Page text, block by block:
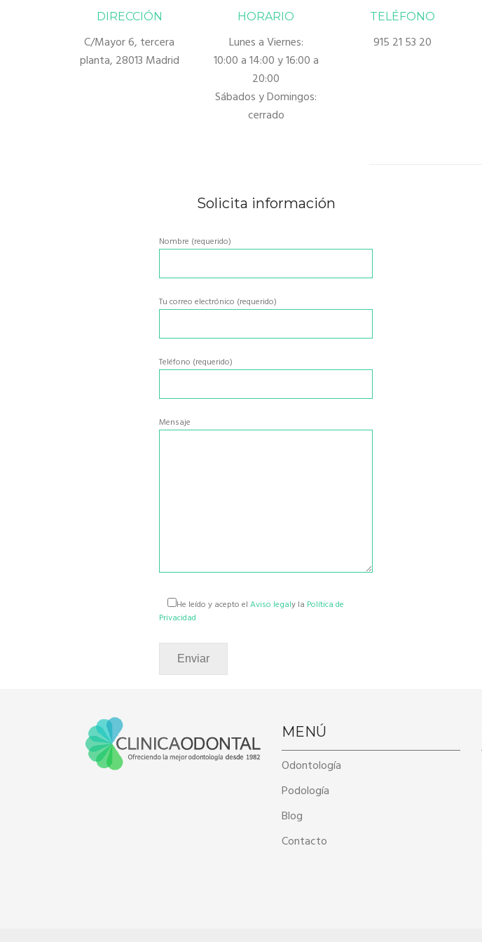
DIRECCIÓN
C/Mayor 6, tercera
planta, 28013 Madrid
HORARIO
Lunes a Viernes:
10:00 a 14:00 y 16:00 a
20:00
Sábados y Domingos:
cerrado
TELÉFONO
915 21 53 20
Solicita información
Nombre (requerido)
Tu correo electrónico (requerido)
Teléfono (requerido)
Mensaje
He leído y acepto el Aviso legaly la Política de
Privacidad
MENÚ
Odontología
Podología
Blog
Contacto